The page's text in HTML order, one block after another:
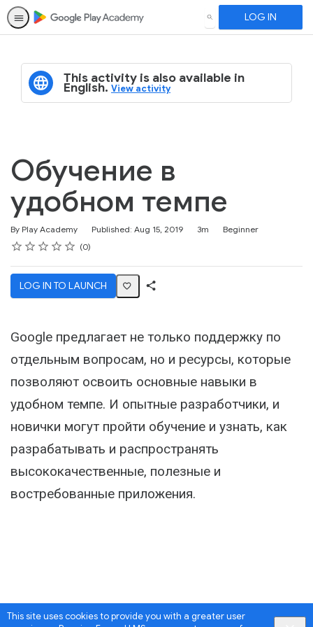
This site uses cookies to provide you with a greater user
SEARCH LOG IN
This activity is also available in
English.View activity
Обучение в
удобном темпе
By Play Academy Published: Aug 15, 2019
Duration 3m
Difficulty
Beginner
Rating
1 star
2 stars
3 stars
4 stars
5 stars
Average rating: 0 0
No reviews
LOG IN TO LAUNCH
Google предлагает не только поддержку по
отдельным вопросам, но и ресурсы, которые
позволяют освоить основные навыки в
удобном темпе. И опытные разработчики, и
новички могут пройти обучение и узнать, как
разрабатывать и распространять
высококачественные, полезные и
востребованные приложения.